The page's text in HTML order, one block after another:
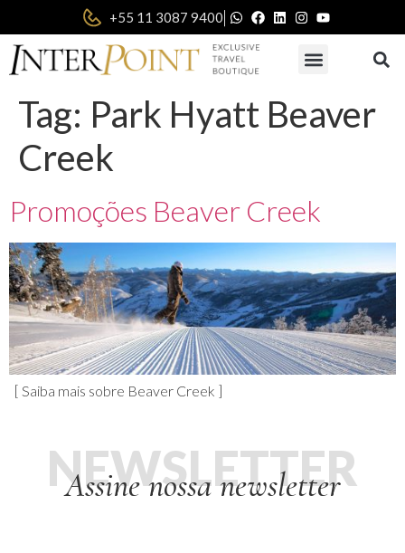
+55 11 3087 9400|
Tag: Park Hyatt Beaver
Creek
Promoções Beaver Creek
[ Saiba mais sobre Beaver Creek ]
Assine nossa newsletter
NEWSLETTER